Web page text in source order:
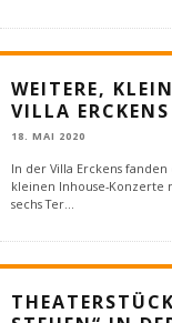
WEITERE,
VILLA ERCKENS
18. MAI 2020
In der Villa Erckens
kleinen Inhouse-Konzerte
sechs Ter